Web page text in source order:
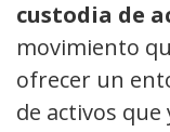
custodia de
movimiento
ofrecer un
de activos que